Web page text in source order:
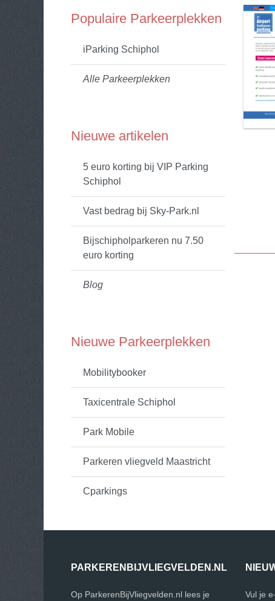
Populaire Parkeerplekken
iParking Schiphol
Alle Parkeerplekken
Nieuwe artikelen
5 euro korting bij VIP Parking
Schiphol
Vast bedrag bij Sky-Park.nl
Bijschipholparkeren nu 7.50
euro korting
Blog
Nieuwe Parkeerplekken
Mobilitybooker
Taxicentrale Schiphol
Park Mobile
Parkeren vliegveld Maastricht
Cparkings
PARKERENBIJVLIEGVELDEN.NL
Op ParkerenBijVliegvelden.nl lees je Vul je